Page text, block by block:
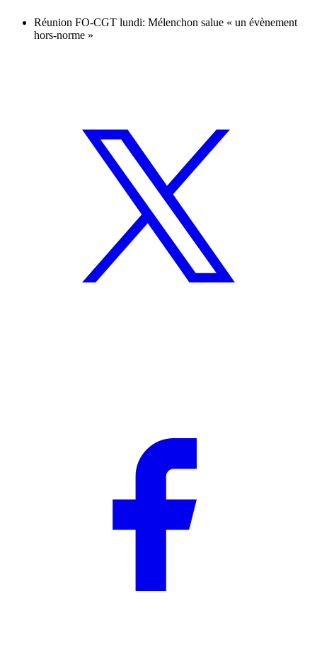
Réunion FO-CGT lundi: Mélenchon salue « un évènement
hors-norme »